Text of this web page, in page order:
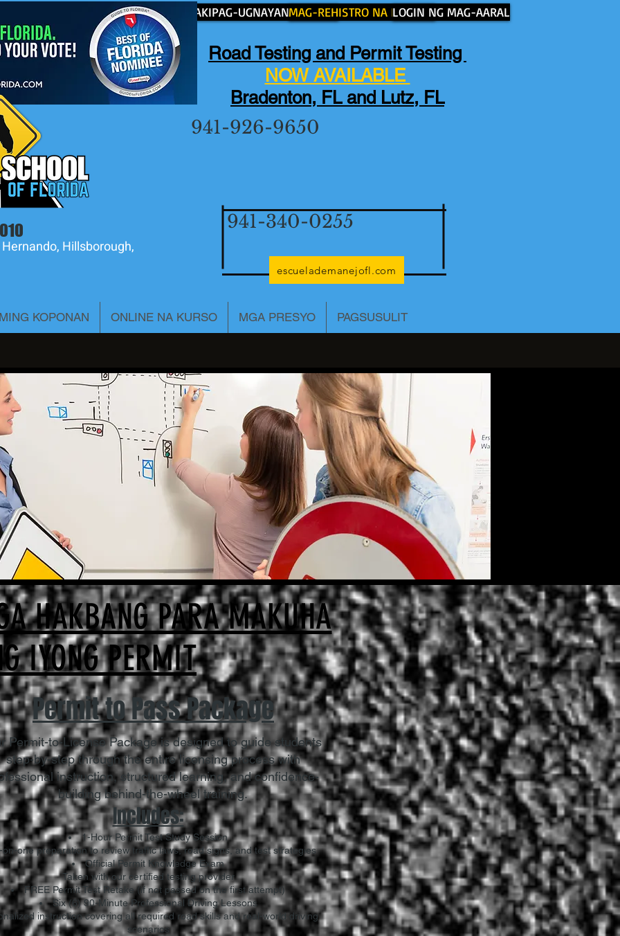
MAKIPAG-UGNAYAN SA AMINMAG-REHISTRO NA NGAYONLOGIN NG MAG-AARAL
941-340-0255
941-926-9650
Hillsborough,
Road Testing and Permit Testing
NOW AVAILABLE
Bradenton, FL and Lutz, FL
escuelademanejofl.com
KOPONAN ONLINE NA KURSO MGA PRESYO PAGSUSULIT
HAKBANG PARA MAKUHA
IYONG PERMIT
Permit to Pass Package
Permit-to-License Package is designed to guide students
step-by-step through the entire licensing process with
instruction, structured learning, and confidence-
building behind-the-wheel training.
Includes:
1-Hour Permit Test Study Session
on-one preparation to review traffic laws, road signs, and test strategies
Official Permit Knowledge Exam
Taken with our certified testing provider
FREE Permit Test Retake (if not passed on the first attempt)
Six (6) 90-Minute Professional Driving Lessons
instruction covering all required road skills and real-world driving
scenarios